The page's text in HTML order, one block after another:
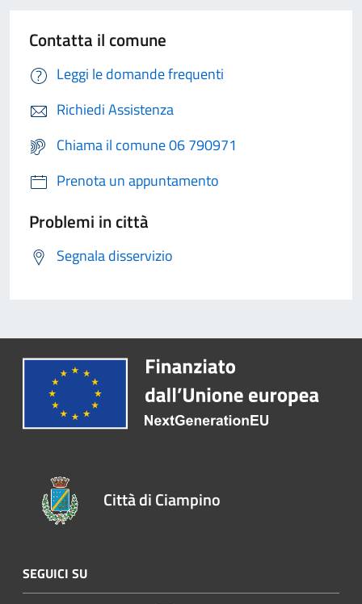
Contatta il comune
Leggi le domande frequenti
Richiedi Assistenza
Chiama il comune 06 790971
Prenota un appuntamento
Problemi in città
Segnala disservizio
Città di Ciampino
SEGUICI SU